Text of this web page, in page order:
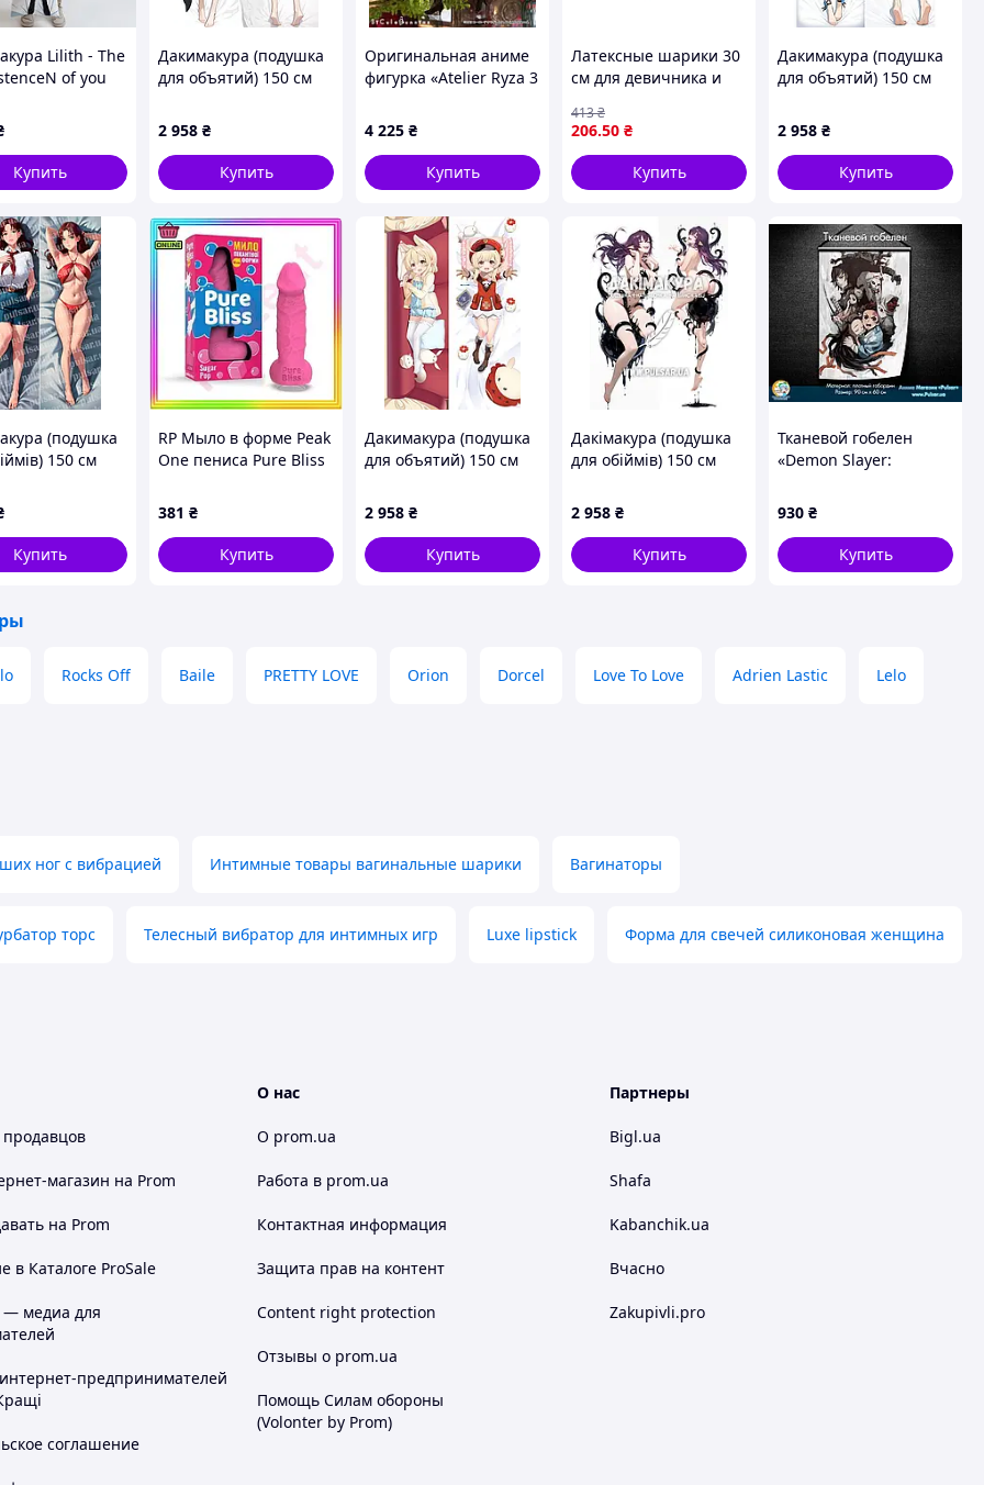
Lilith - The
of you
100*33 см
Купить
Дакимакура (подушка
для объятий) 150 см
Waverider» tape 1
2 958 ₴
Купить
Оригинальная аниме
фигурка «Atelier Ryza 3
the Secret Key BiCute
Bunnies Figure - Ryza»
4 225 ₴
Купить
Латексные шарики 30
см для девичника и
штук ТМ PELICAN
206.50 ₴
413₴
Купить
Дакимакура (подушка
для объятий) 150 см
Azur Lane» tape 1
2 958 ₴
Купить
(подушка
150 см
Купить
RP Мыло в форме Peak
One пениса Pure Bliss
жвачки, розовое, 15
см PREZ2/G
381 ₴
Купить
Дакимакура (подушка
для объятий) 150 см
Pin-back Button» tape 2
2 958 ₴
Купить
Дакімакура (подушка
для обіймів) 150 см
Monster Girl
Encyclopedia» модель
2
2 958 ₴
Купить
Тканевой гобелен
«Demon Slayer:
tape 1
930 ₴
Купить
Rocks Off Baile PRETTY LOVE Orion Dorcel Love To Love Adrien Lastic Lelo
ног с вибрацией Интимные товары вагинальные шарики Вагинаторы
торс Телесный вибратор для интимных игр Luxe lipstick Форма для свечей силиконовая женщина
магазин на Prom
на Prom
в Каталоге ProSale
— медиа для
предпринимателей
соглашение
О нас
О prom.ua
Работа в prom.ua
Контактная информация
Защита прав на контент
Content right protection
Отзывы о prom.ua
Помощь Силам обороны
(Volonter by Prom)
Партнеры
Bigl.ua
Shafa
Kabanchik.ua
Вчасно
Zakupivli.pro